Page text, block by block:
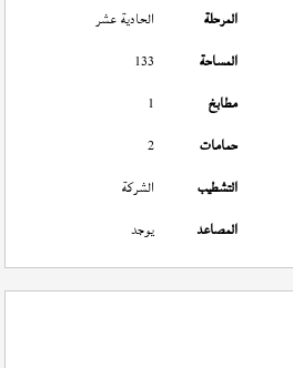
المرحلة
الحادية عشر
المساحة
133
مطابخ
1
حمامات
2
التشطيب
الشركة
المصاعد يوجد